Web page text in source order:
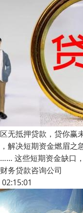
无抵押贷款，贷你赢
解决短期资金燃眉之
这些短期资金缺口
务贷款咨询公司